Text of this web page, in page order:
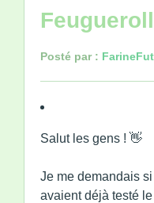
Posté par :
Salut les gens ! 👋
Je me demandais
avaient déjà testé